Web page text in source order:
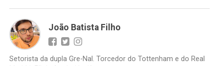
João Batista Filho
Setorista da dupla Gre-Nal. Torcedor do Tottenham e do Real